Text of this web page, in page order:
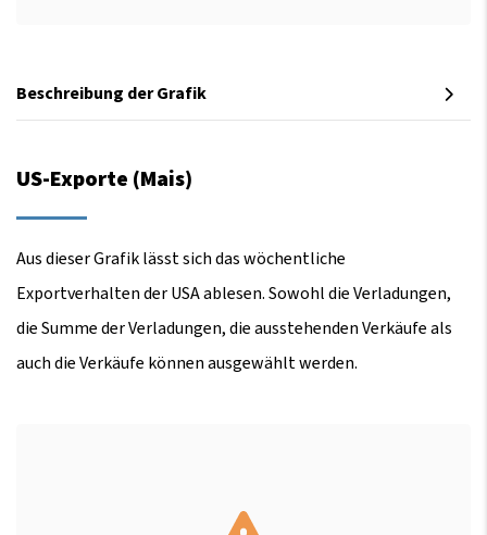
Beschreibung der Grafik
US-Exporte (Mais)
Aus dieser Grafik lässt sich das wöchentliche
Exportverhalten der USA ablesen. Sowohl die Verladungen,
die Summe der Verladungen, die ausstehenden Verkäufe als
auch die Verkäufe können ausgewählt werden.